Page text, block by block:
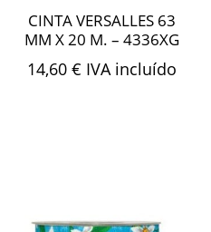
CINTA VERSALLES 63
MM X 20 M. – 4336XG
14,60 € IVA incluído